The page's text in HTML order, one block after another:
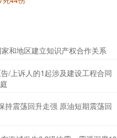
和地区建立知识产权合作关系
/上诉人的1起涉及建设工程合同
持震荡回升走强 原油短期震荡回